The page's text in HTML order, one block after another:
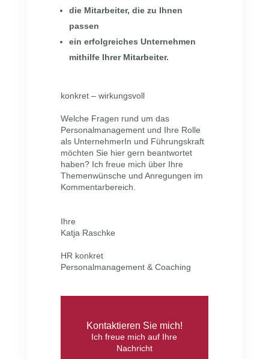
die Mitarbeiter, die zu Ihnen
passen
ein erfolgreiches Unternehmen
mithilfe Ihrer Mitarbeiter.
konkret – wirkungsvoll
Welche Fragen rund um das
Personalmanagement und Ihre Rolle
als UnternehmerIn und Führungskraft
möchten Sie hier gern beantwortet
haben? Ich freue mich über Ihre
Themenwünsche und Anregungen im
Kommentarbereich.
Ihre
Katja Raschke
HR konkret
Personalmanagement & Coaching
Kontaktieren Sie mich!
Ich freue mich auf Ihre
Nachricht